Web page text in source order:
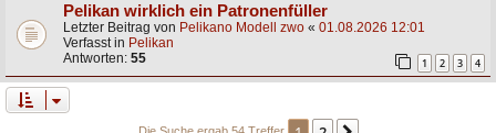
Pelikan wirklich ein Patronenfüller
Letzter Beitrag von Pelikano Modell zwo « 01.08.2026 12:01
Verfasst in Pelikan
Antworten: 55 1 2 3 4